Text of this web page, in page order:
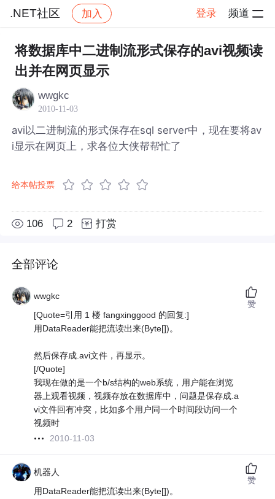
.NET社区 加入 登录 频道
社区 .NET社区 帖子详情
将数据库中二进制流形式保存的avi视频读
出并在网页显示
wwgkc
2010-11-03
avi以二进制流的形式保存在sql server中，现在要将av
i显示在网页上，求各位大侠帮帮忙了
给本帖投票
106 2 打赏
全部评论
wwgkc
[Quote=引用 1 楼 fangxinggood 的回复:]
用DataReader能把流读出来(Byte[])。
然后保存成.avi文件，再显示。
[/Quote]
我现在做的是一个b/s结构的web系统，用户能在浏览
器上观看视频，视频存放在数据库中，问题是保存成.a
vi文件回有冲突，比如多个用户同一个时间段访问一个
视频时
2010-11-03
赞
机器人
用DataReader能把流读出来(Byte[])。
赞